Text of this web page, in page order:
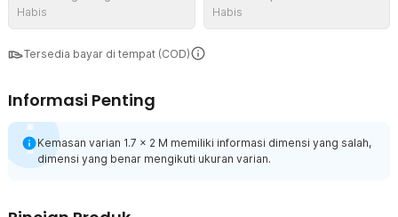
Habis Habis
Tersedia bayar di tempat (COD)
Informasi Penting
Kemasan varian 1.7 x 2 M memiliki informasi dimensi yang salah,
dimensi yang benar mengikuti ukuran varian.